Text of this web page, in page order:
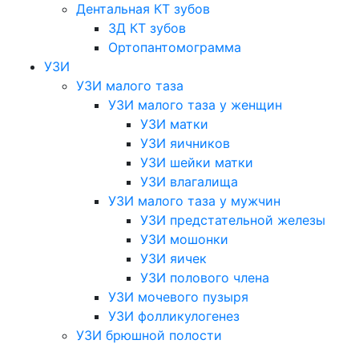
Дентальная КТ зубов
3Д КТ зубов
Ортопантомограмма
УЗИ
УЗИ малого таза
УЗИ малого таза у женщин
УЗИ матки
УЗИ яичников
УЗИ шейки матки
УЗИ влагалища
УЗИ малого таза у мужчин
УЗИ предстательной железы
УЗИ мошонки
УЗИ яичек
УЗИ полового члена
УЗИ мочевого пузыря
УЗИ фолликулогенез
УЗИ брюшной полости